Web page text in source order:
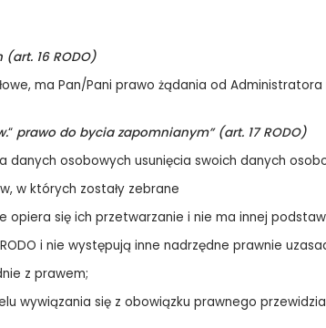
16 RODO)
ma Pan/Pani prawo żądania od
“ prawo do bycia zapomnianym” (art. 17 RODO)
danych osobowych usunięcia swoich danych
w których zostały zebrane
opiera się ich przetwarzanie i nie ma innej
i nie występują inne nadrzędne prawnie
z prawem;
wywiązania się z obowiązku prawnego